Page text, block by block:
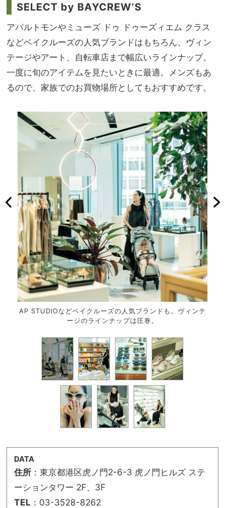
SELECT by BAYCREW’S
アパルトモンやミューズ ドゥ ドゥーズィエム クラス
などベイクルーズの人気ブランドはもちろん、ヴィン
テージやアート、自転車店まで幅広いラインナップ。
一度に旬のアイテムを見たいときに最適。メンズもあ
るので、家族でのお買物場所としてもおすすめです。
AP STUDIOなどベイクルーズの人気ブランドも。ヴィンテ
ージのラインナップは圧巻。
DATA
住所 ：東京都港区虎ノ門2-6-3 虎ノ門ヒルズ ステ
ーションタワー 2F、3F
TEL ：03-3528-8262